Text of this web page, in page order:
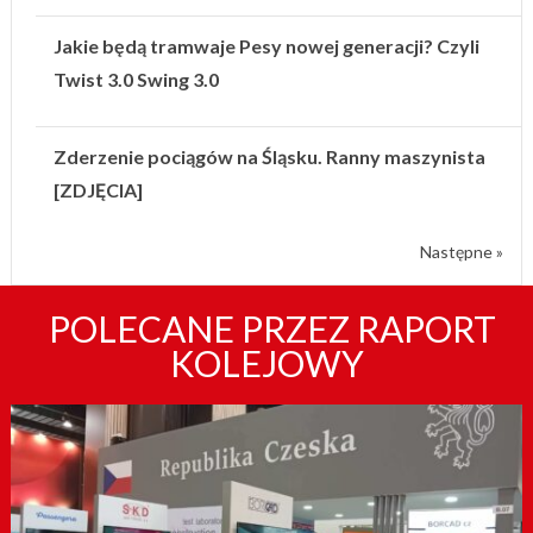
Jakie będą tramwaje Pesy nowej generacji? Czyli
Twist 3.0 Swing 3.0
Zderzenie pociągów na Śląsku. Ranny maszynista
[ZDJĘCIA]
Następne »
POLECANE PRZEZ RAPORT
KOLEJOWY